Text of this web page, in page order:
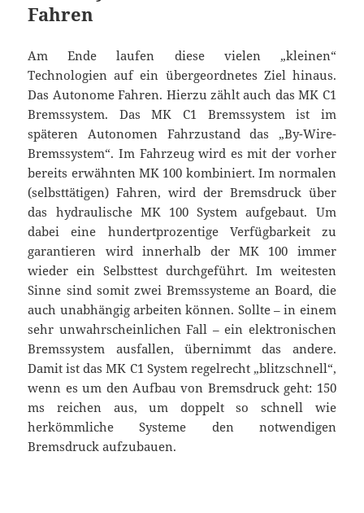
Fahren
Am Ende laufen diese vielen „kleinen“
Technologien auf ein übergeordnetes Ziel hinaus.
Das Autonome Fahren. Hierzu zählt auch das MK C1
Bremssystem. Das MK C1 Bremssystem ist im
späteren Autonomen Fahrzustand das „By-Wire-
Bremssystem“. Im Fahrzeug wird es mit der vorher
bereits erwähnten MK 100 kombiniert. Im normalen
(selbsttätigen) Fahren, wird der Bremsdruck über
das hydraulische MK 100 System aufgebaut. Um
dabei eine hundertprozentige Verfügbarkeit zu
garantieren wird innerhalb der MK 100 immer
wieder ein Selbsttest durchgeführt. Im weitesten
Sinne sind somit zwei Bremssysteme an Board, die
auch unabhängig arbeiten können. Sollte – in einem
sehr unwahrscheinlichen Fall – ein elektronischen
Bremssystem ausfallen, übernimmt das andere.
Damit ist das MK C1 System regelrecht „blitzschnell“,
wenn es um den Aufbau von Bremsdruck geht: 150
ms reichen aus, um doppelt so schnell wie
herkömmliche Systeme den notwendigen
Bremsdruck aufzubauen.